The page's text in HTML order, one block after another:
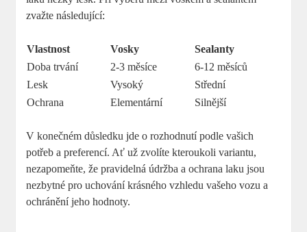
zvažte následující:
Vlastnost Vosky
Sealanty
Doba trvání
2-3 měsíce
6-12 měsíců
Lesk
Vysoký
Střední
Ochrana
Elementární Silnější
V konečném důsledku jde o rozhodnutí podle vašich
potřeb a preferencí. Ať už zvolíte kteroukoli variantu,
nezapomeňte, že pravidelná údržba a ochrana laku jsou
nezbytné pro uchování krásného vzhledu vašeho vozu a
ochránění jeho hodnoty.